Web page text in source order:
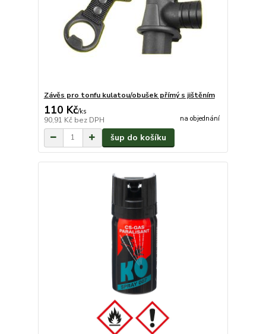
Závěs pro tonfu kulatou/obušek přímý s jištěním
110 Kč/ks
90,91 Kč bez DPH na objednání
šup do košíku